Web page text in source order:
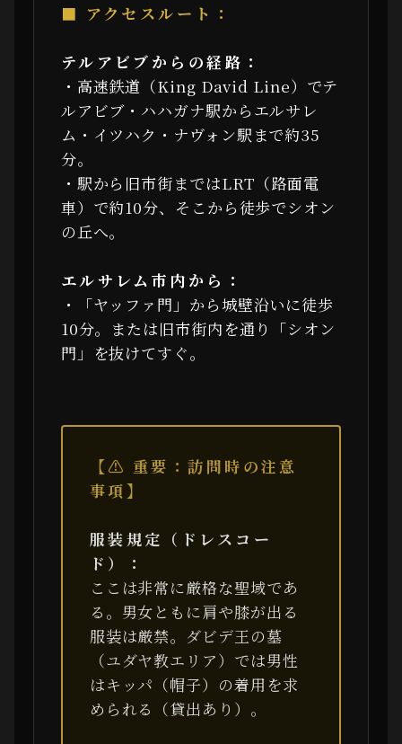
■ アクセスルート：
テルアビブからの経路：
・高速鉄道（King David Line）でテ
ルアビブ・ハハガナ駅からエルサレ
ム・イツハク・ナヴォン駅まで約35
分。
・駅から旧市街まではLRT（路面電
車）で約10分、そこから徒歩でシオン
の丘へ。
エルサレム市内から：
・「ヤッファ門」から城壁沿いに徒歩
10分。または旧市街内を通り「シオン
門」を抜けてすぐ。
【⚠ 重要：訪問時の注意
事項】
服装規定（ドレスコー
ド）：
ここは非常に厳格な聖域であ
る。男女ともに肩や膝が出る
服装は厳禁。ダビデ王の墓
（ユダヤ教エリア）では男性
はキッパ（帽子）の着用を求
められる（貸出あり）。